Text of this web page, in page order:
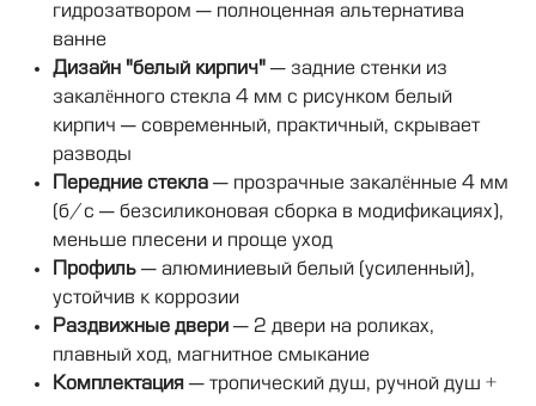
гидрозатвором — полноценная альтернатива
ванне
Дизайн "белый кирпич" — задние стенки из
закалённого стекла 4 мм с рисунком белый
кирпич — современный, практичный, скрывает
разводы
Передние стекла — прозрачные закалённые 4 мм
(б/с — безсиликоновая сборка в модификациях),
меньше плесени и проще уход
Профиль — алюминиевый белый (усиленный),
устойчив к коррозии
Раздвижные двери — 2 двери на роликах,
плавный ход, магнитное смыкание
Комплектация — тропический душ, ручной душ +